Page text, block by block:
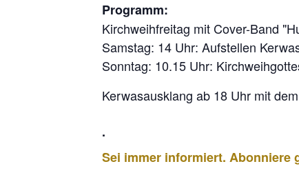
Programm:
Kirchweihfreitag mit Cover-Band
Samstag: 14 Uhr: Aufstellen
Sonntag: 10.15 Uhr:
Kerwasausklang ab 18 Uhr mit
.
Sei immer informiert. Abonniere